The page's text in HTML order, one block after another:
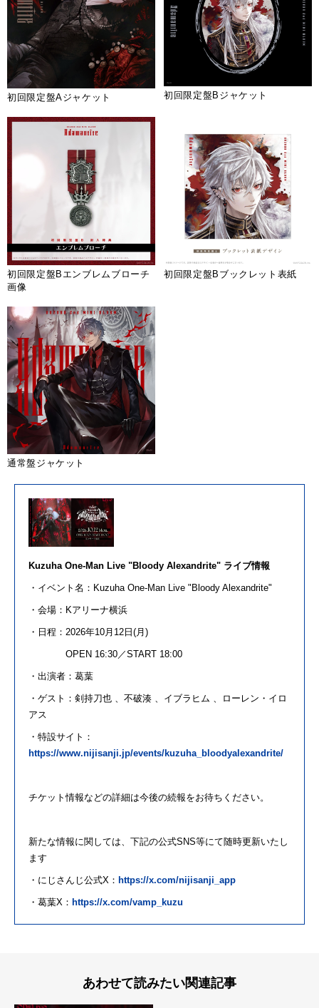
初回限定盤Aジャケット 初回限定盤Bジャケット
初回限定盤Bエンブレムブローチ
画像
初回限定盤Bブックレット表紙
通常盤ジャケット
Kuzuha One-Man Live "Bloody Alexandrite" ライブ情報
・イベント名：Kuzuha One-Man Live "Bloody Alexandrite"
・会場： Kアリーナ横浜
・ 日 程： 2026年10月 12 日 (月 )
OPEN 16:30／START 18:00
・出演者： 葛葉
・ゲスト：剣持刀也 、不破湊 、イブラヒム 、ローレン・イロ
アス
・特設サイト：
https://www.nijisanji.jp/events/kuzuha_bloodyalexandrite/
チケット情報などの詳細は今後の続報をお待ちください。
新たな情報に関しては、下記の公式SNS等にて随時更新いたし
ます
・ に じさんじ公式X： https://x.com/nijisanji_app
・ 葛葉X： https://x.com/vamp_kuzu
あわせて読みたい関連記事